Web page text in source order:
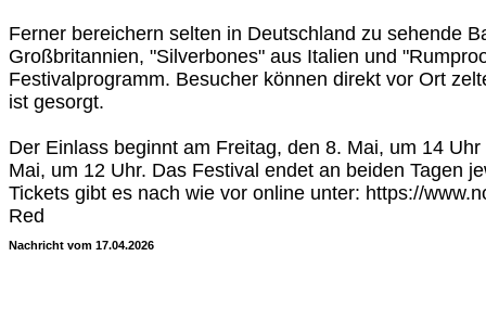
Ferner bereichern selten in Deutschland zu sehende
Großbritannien, "Silverbones" aus Italien und
Festivalprogramm. Besucher können direkt vor Ort
ist gesorgt.
Der Einlass beginnt am Freitag, den 8. Mai, um 14
Mai, um 12 Uhr. Das Festival endet an beiden Tagen
Tickets gibt es nach wie vor online unter: https://
Red
Nachricht vom 17.04.2026